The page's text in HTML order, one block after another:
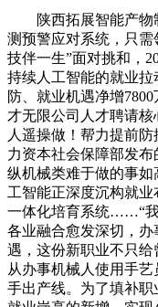
陕西拓展智能产物制
测预警应对系统，只
技伴一生”面对挑和，
持续人工智能的就业
防、就业机遇净增
才无限公司人才聘请
人遥操做！帮力提前
力资本社会保障部发
纵机械类难于做的事
工智能正深度沉构就
一体化培育系统……“我
各业融合愈发深切，
遇，这份新职业不只
从办事机械人使用手
手出产线。为了填补